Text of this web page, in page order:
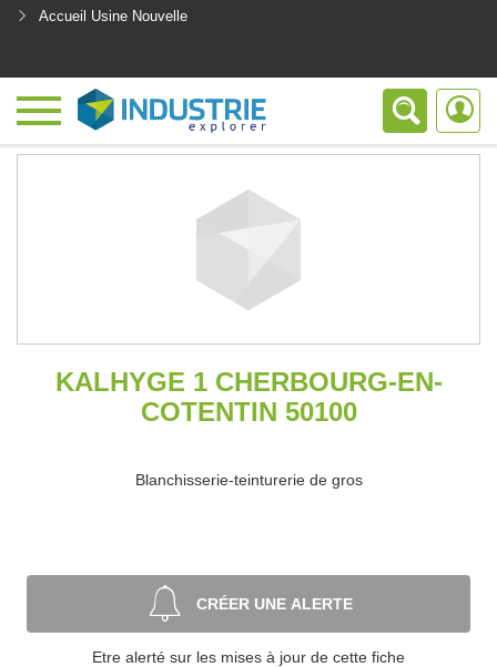
Accueil Usine Nouvelle
KALHYGE 1 CHERBOURG-EN-
COTENTIN 50100
Blanchisserie-teinturerie de gros
CRÉER UNE ALERTE
Etre alerté sur les mises à jour de cette fiche